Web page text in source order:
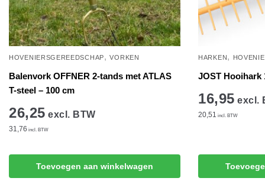
HOVENIERSGEREEDSCHAP,VORKEN
Balenvork OFFNER 2-tands met ATLAS
T-steel – 100 cm
26,25 excl. BTW
31,76 incl. BTW
Toevoegen aan winkelwagen
HARKEN ,
JOST Hooihark
16,95 excl.
20,51 incl. BTW